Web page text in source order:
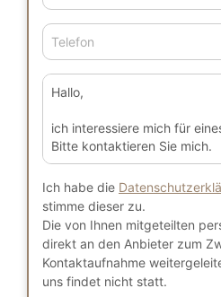
Telefon
Ich habe die
stimme dieser zu.
Die von Ihnen mitgeteilten
direkt an den Anbieter zum
Kontaktaufnahme
uns findet nicht statt.